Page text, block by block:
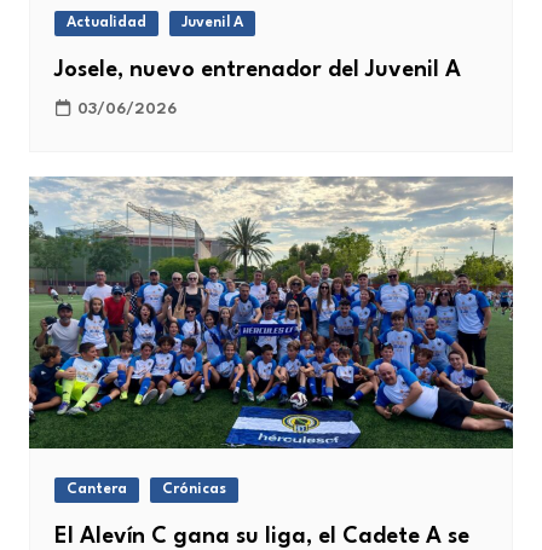
Actualidad Juvenil A
Josele, nuevo entrenador del Juvenil A
03/06/2026
Cantera Crónicas
El Alevín C gana su liga, el Cadete A se